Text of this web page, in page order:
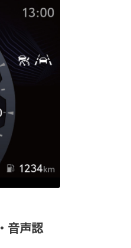
音声認